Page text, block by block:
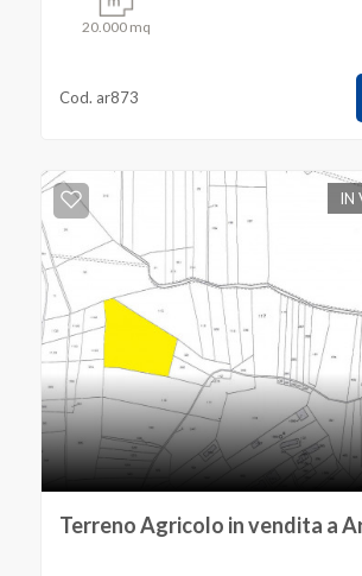
20.000 mq
Cod. ar873
IN
Terreno Agricolo in vendita a